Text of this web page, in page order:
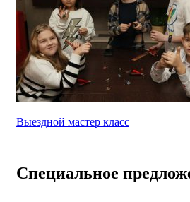
Выездной мастер класс
Специальное